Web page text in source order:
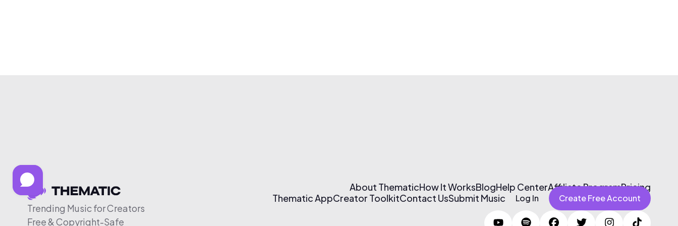
Trending Music for Creators
Free & Copyright-Safe
About ThematicHow It WorksBlogHelp CenterAffiliate ProgramPricing
Thematic AppCreator ToolkitContact UsSubmit Music Log In Create Free Account